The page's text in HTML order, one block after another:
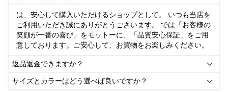
は、安心して購入いただけるショップとして。 いつも当店を
ご利用いただき誠にありがとうございます。 では「お客様の
笑顔が一番の喜び」をモットーに、「品質安心保証」をご用
意しております。ご安心して、お買物をお楽しみください。
返品返金できますか？ 
サイズとカラーはどう選べば良いですか？ 